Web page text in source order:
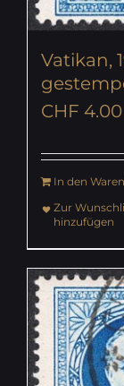
Vatikan,
CHF 4.00
In den
Zur
hinzufügen